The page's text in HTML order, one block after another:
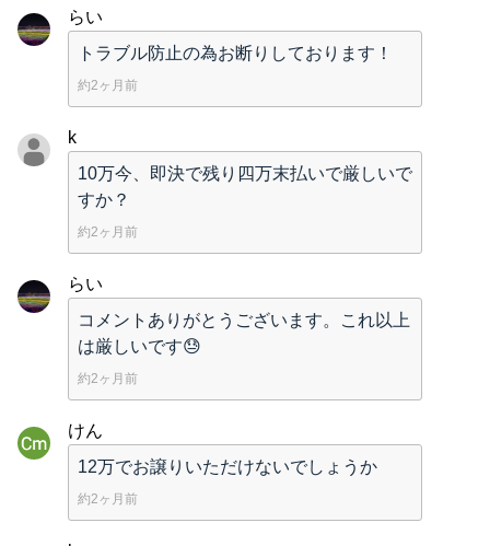
らい
トラブル防止の為お断りしております！
約2ヶ月前
k
10万今、即決で残り四万末払いで厳しいで
すか？
約2ヶ月前
らい
コメントありがとうございます。これ以上
は厳しいです😓
約2ヶ月前
けん
12万でお譲りいただけないでしょうか
約2ヶ月前